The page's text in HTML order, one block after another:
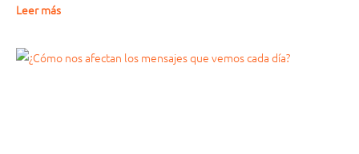
Leer más